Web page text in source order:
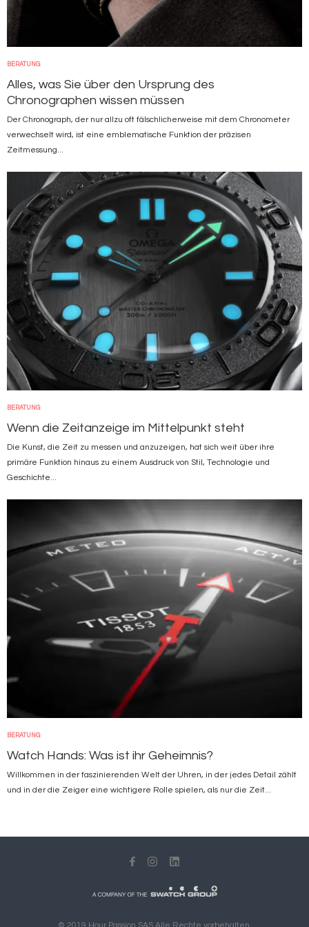
BERATUNG
Alles, was Sie über den Ursprung des
Chronographen wissen müssen
Der Chronograph, der nur allzu oft fälschlicherweise mit dem Chronometer
verwechselt wird, ist eine emblematische Funktion der präzisen
Zeitmessung...
BERATUNG
Wenn die Zeitanzeige im Mittelpunkt steht
Die Kunst, die Zeit zu messen und anzuzeigen, hat sich weit über ihre
primäre Funktion hinaus zu einem Ausdruck von Stil, Technologie und
Geschichte...
BERATUNG
Watch Hands: Was ist ihr Geheimnis?
Willkommen in der faszinierenden Welt der Uhren, in der jedes Detail zählt
und in der die Zeiger eine wichtigere Rolle spielen, als nur die Zeit...